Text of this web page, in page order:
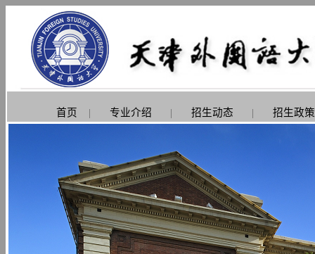
首页 | 专业介绍 | 招生动态 | 招生政